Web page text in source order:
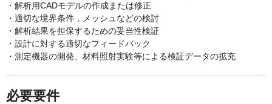
・解析用CADモデルの作成または修正
・適切な境界条件，メッシュなどの検討
・解析結果を担保するための妥当性検証
・設計に対する適切なフィードバック
・測定機器の開発、材料照射実験等による検証データの拡充
必要要件